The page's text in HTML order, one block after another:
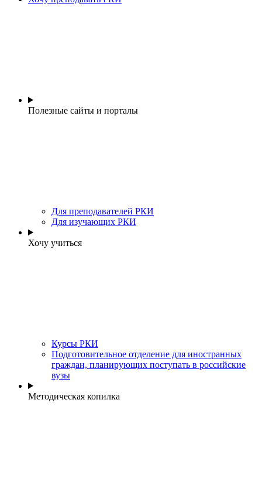
Полезные сайты и порталы
Для преподавателей РКИ
Для изучающих РКИ
Хочу учиться
Курсы РКИ
Подготовительное отделение для иностранных
граждан, планирующих поступать в российские
вузы
Методическая копилка